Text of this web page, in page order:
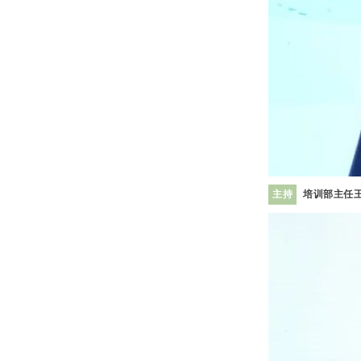
主持 培训部主任